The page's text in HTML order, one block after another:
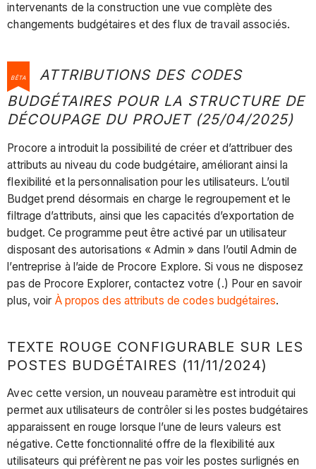
intervenants de la construction une vue complète des
changements budgétaires et des flux de travail associés.
BÊTA
ATTRIBUTIONS DES CODES
BUDGÉTAIRES POUR LA STRUCTURE DE
DÉCOUPAGE DU PROJET (25/04/2025)
Procore a introduit la possibilité de créer et d’attribuer des
attributs au niveau du code budgétaire, améliorant ainsi la
flexibilité et la personnalisation pour les utilisateurs. L’outil
Budget prend désormais en charge le regroupement et le
filtrage d’attributs, ainsi que les capacités d’exportation de
budget. Ce programme peut être activé par un utilisateur
disposant des autorisations « Admin » dans l’outil Admin de
l’entreprise à l’aide de Procore Explore. Si vous ne disposez
pas de Procore Explorer, contactez votre (.) Pour en savoir
plus, voir À propos des attributs de codes budgétaires.
TEXTE ROUGE CONFIGURABLE SUR LES
POSTES BUDGÉTAIRES (11/11/2024)
Avec cette version, un nouveau paramètre est introduit qui
permet aux utilisateurs de contrôler si les postes budgétaires
apparaissent en rouge lorsque l’une de leurs valeurs est
négative. Cette fonctionnalité offre de la flexibilité aux
utilisateurs qui préfèrent ne pas voir les postes surlignés en